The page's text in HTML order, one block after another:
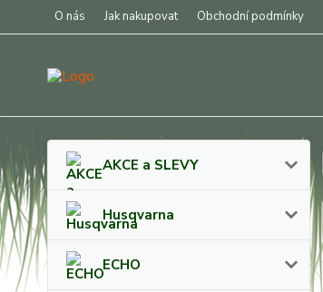
O nás Jak nakupovat Obchodní podmínky
AKCE a SLEVY
Husqvarna
ECHO